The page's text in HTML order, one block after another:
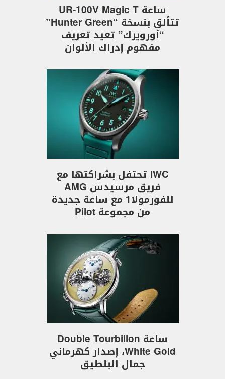
ساعة UR-100V Magic T
تتألق بنسخة “Hunter Green”
“أورويرك” تعيد تعريف
مفهوم إدراك الألوان
IWC تحتفل بشراكتها مع
فريق مرسيدس AMG
للفورمولا1 مع ساعة جديدة
من مجموعة Pilot
ساعة Double Tourbillon
White Gold، إصدار كهرماني
جمال البلطيق